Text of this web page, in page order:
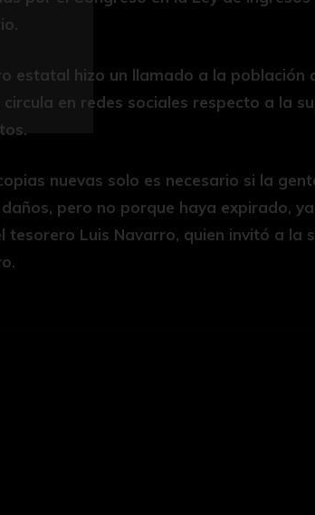
estatal hizo un llamado a la
en redes sociales respecto a la
nuevas solo es necesario si la
pero no porque haya expirado,
tesorero Luis Navarro, quien invitó a la